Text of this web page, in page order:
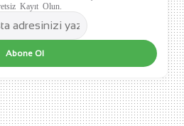
Kayıt Olun.
Abone Ol